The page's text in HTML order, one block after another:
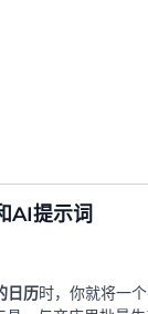
AI提示词
日历时，你就将一